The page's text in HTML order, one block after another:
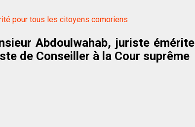
pour tous les citoyens comoriens
Abdoulwahab, juriste émérite
de Conseiller à la Cour suprême